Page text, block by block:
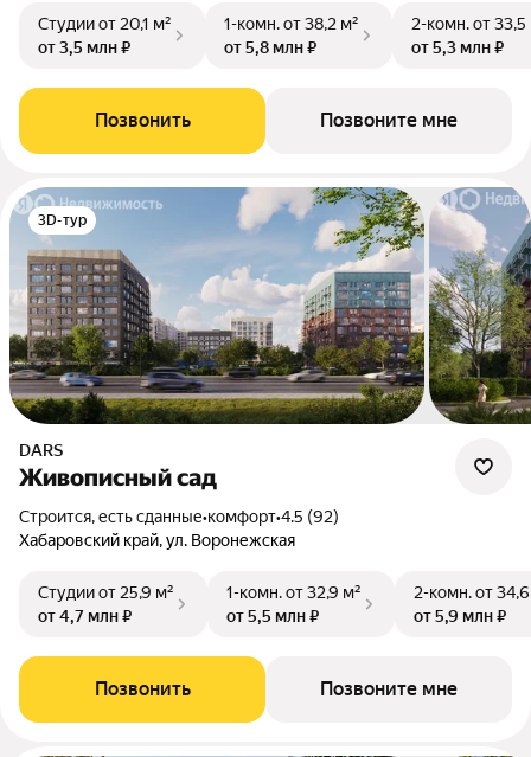
Студииот 20,1 м²
от 3,5 млн ₽
1-комн.от 38,2 м²
от 5,8 млн ₽
2-комн.от 33,5
от 5,3 млн ₽
Позвонить Позвоните мне
3D-тур
DARS
Живописный сад
Строится, есть сданные•комфорт•4.5 (92)
Хабаровский край, ул. Воронежская
Студииот 25,9 м²
от 4,7 млн ₽
1-комн.от 32,9 м²
от 5,5 млн ₽
2-комн.от
от 5,9 млн ₽
Позвонить Позвоните мне